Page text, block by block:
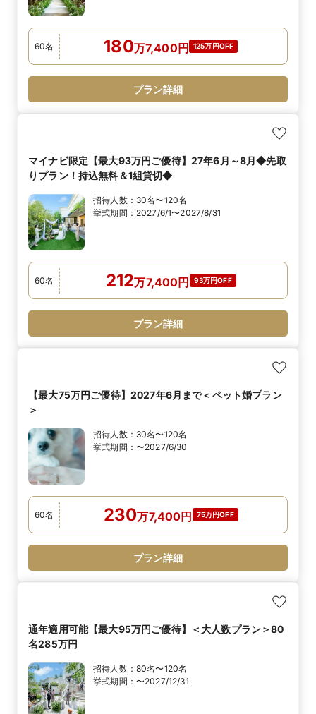
60名 180万7,400円 125万円OFF
プラン詳細
マイナビ限定【最大93万円ご優待】27年6月～8月◆先取
りプラン！持込無料＆1組貸切◆
招待人数： 30名〜120名
挙式期間： 2027/6/1〜2027/8/31
60名 212万7,400円 93万円OFF
プラン詳細
【最大75万円ご優待】2027年6月まで＜ペット婚プラン
＞
招待人数： 30名〜120名
挙式期間： 〜2027/6/30
60名 230万7,400円 75万円OFF
プラン詳細
通年適用可能【最大95万円ご優待】＜大人数プラン＞80
名285万円
招待人数： 80名〜120名
挙式期間： 〜2027/12/31